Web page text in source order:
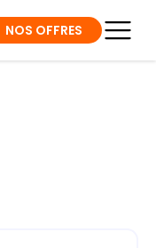
NOS OFFRES